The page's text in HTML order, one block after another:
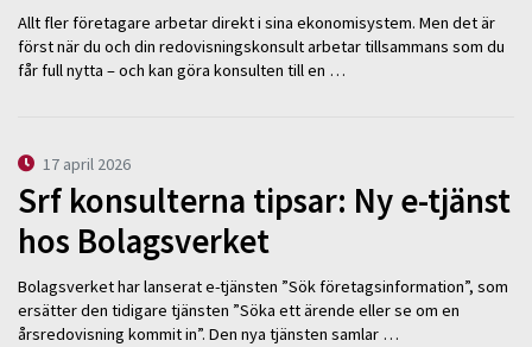
Allt fler företagare arbetar direkt i sina ekonomisystem. Men det är
först när du och din redovisningskonsult arbetar tillsammans som du
får full nytta – och kan göra konsulten till en …
17 april 2026
Srf konsulterna tipsar: Ny e-tjänst
hos Bolagsverket
Bolagsverket har lanserat e-tjänsten ”Sök företagsinformation”, som
ersätter den tidigare tjänsten ”Söka ett ärende eller se om en
årsredovisning kommit in”. Den nya tjänsten samlar …